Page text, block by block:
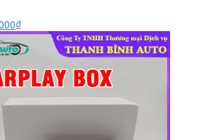
₫Giá
hiện
tại
là:
5.500.000₫.